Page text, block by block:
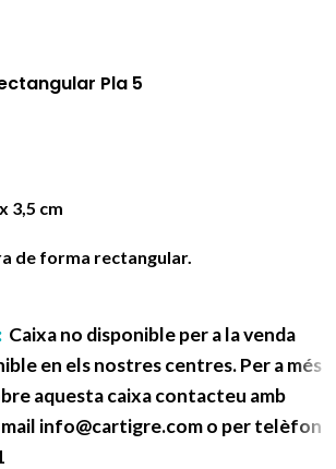
Pla 5
3,5 cm
de forma rectangular.
Caixa no disponible per a la venda
en els nostres centres. Per a més
aquesta caixa contacteu amb
info@cartigre.como per telèfon